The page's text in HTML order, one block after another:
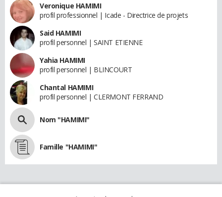
Veronique HAMIMI
profil professionnel | Icade - Directrice de projets
Said HAMIMI
profil personnel | SAINT ETIENNE
Yahia HAMIMI
profil personnel | BLINCOURT
Chantal HAMIMI
profil personnel | CLERMONT FERRAND
Nom "HAMIMI"
Famille "HAMIMI"